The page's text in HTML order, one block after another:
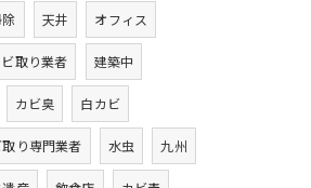
天井 オフィス
取り業者 建築中
カビ臭 白カビ
取り専門業者 水虫 九州